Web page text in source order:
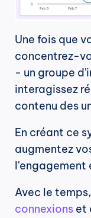
Une fois que
concentrez-
- un groupe
interagissez
contenu des
En créant ce
augmentez
l'engagement
Avec le
connexions et